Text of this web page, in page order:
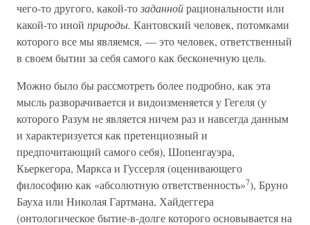
чего-то другого, какой-тозаданнойрациональности или
какой-то иной природы. Кантовский человек, потомками
которого все мы являемся, — это человек, ответственный
в своем бытии за себя самого как бесконечную цель.
Можно было бы рассмотреть более подробно, как эта
мысль разворачивается и видоизменяется у Гегеля (у
которого Разум не является ничем раз и навсегда данным
и характеризуется как претенциозный и
предпочитающий самого себя), Шопенгауэра,
Кьеркегора, Маркса и Гуссерля (оценивающего
философию как «абсолютную ответственность»7), Бруно
Бауха или Николая Гартмана, Хайдеггера
(онтологическое бытие-в-долге которого основывается на